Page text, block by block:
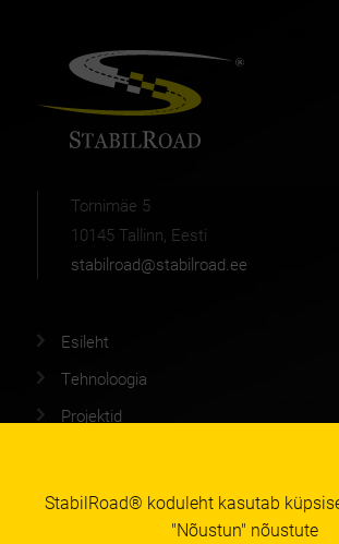
Tornimäe 5
10145 Tallinn, Eesti
stabilroad@stabilroad.ee
Esileht
Tehnoloogia
Projektid
Kontakt
Privaatsuspoliitika
StabilRoad® koduleht kasutab
"Nõustun" nõustute